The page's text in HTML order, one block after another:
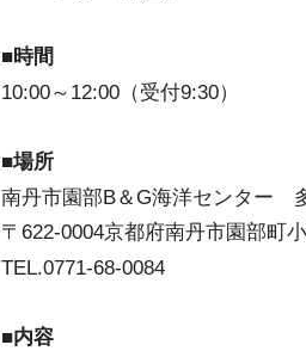
■時間
10:00～12:00（受付9:30）
■場所
南丹市園部B＆G海洋センター
〒622-0004京都府南丹市園部町
TEL.0771-68-0084
■内容